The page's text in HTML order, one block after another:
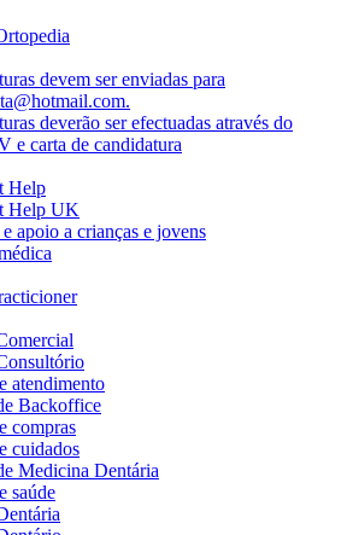
devem ser enviadas para
deverão ser efectuadas através do
e carta de candidatura
Help
Help UK
apoio a crianças e jovens
atendimento
Backoffice
compras
cuidados
Medicina Dentária
saúde